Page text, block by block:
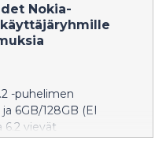
Nokia-
-puhelimen
6GB/128GB (EI
6.2 vievät